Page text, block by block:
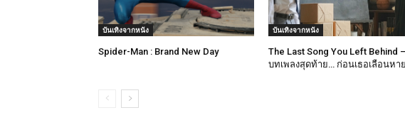
บันเทิงจากหนัง
Spider-Man : Brand New Day
บันเทิงจากหนัง
​The Last Song You Left Behind –
บทเพลงสุดท้าย… ก่อนเธอเลือนหาย